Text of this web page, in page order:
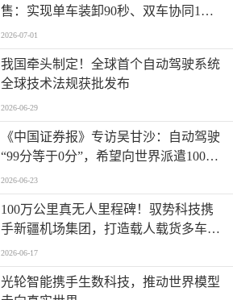
售：实现单车装卸90秒、双车协同1分
钟
2026-07-01
我国牵头制定！全球首个自动驾驶系统
全球技术法规获批发布
2026-06-29
《中国证券报》专访吴甘沙：自动驾驶
“99分等于0分”，希望向世界派遣100万
名AI司机
2026-06-23
100万公里真无人里程碑！驭势科技携
手新疆机场集团，打造载人载货多车型
全场景运营标杆
2026-06-17
光轮智能携手生数科技，推动世界模型